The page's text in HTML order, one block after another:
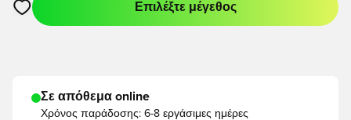
Ανοίγει ένα Modal για να συνδεθείτε ή να εγγραφείτε ως
Επιλέξτε μέγεθος
Σε απόθεμα online
Χρόνος παράδοσης: 6-8 εργάσιμες ημέρες